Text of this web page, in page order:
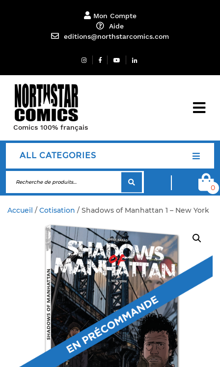
Mon Compte
Aide
editions@northstarcomics.com
Comics 100% français
ALL CATEGORIES
0
Accueil / Cotisation / Shadows of Manhattan 1 – New York